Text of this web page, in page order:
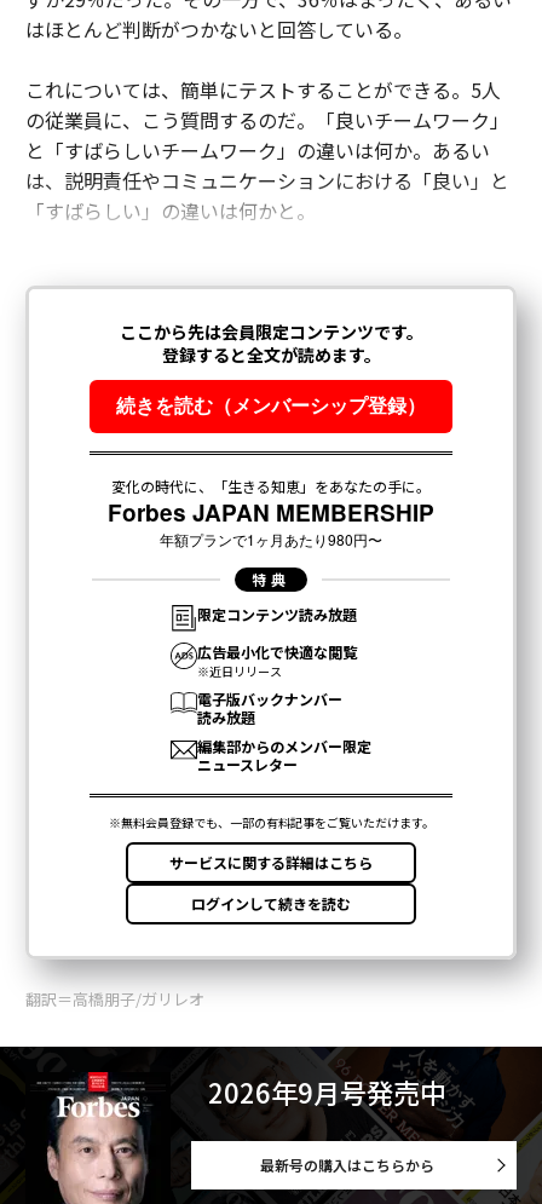
はほとんど判断がつかないと回答している。
これについては、簡単にテストすることができる。5人
の従業員に、こう質問するのだ。「良いチームワーク」
と「すばらしいチームワーク」の違いは何か。あるい
は、説明責任やコミュニケーションにおける「良い」と
「すばらしい」の違いは何かと。
翻訳＝高橋朋子/ガリレオ
2026年9月号発売中
最新号の購入はこちらから